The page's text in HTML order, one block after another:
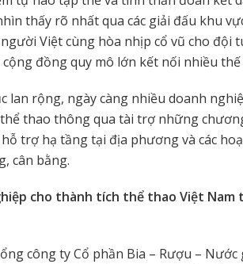
thấy rõ nhất qua các giải đấu khu
Việt cùng hòa nhịp cổ vũ cho đội
đồng quy mô lớn kết nối nhiều thế
lan rộng, ngày càng nhiều doanh
thao thông qua tài trợ những
trợ hạ tầng tại địa phương và các
cân bằng.
cho thành tích thể thao Việt Nam
công ty Cổ phần Bia – Rượu – Nước